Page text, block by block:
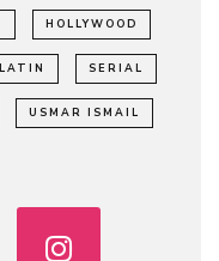
HOLLYWOOD
LATIN SERIAL
USMAR ISMAIL